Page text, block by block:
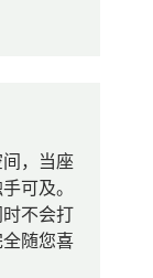
，当座
可及。
不会打
随您喜